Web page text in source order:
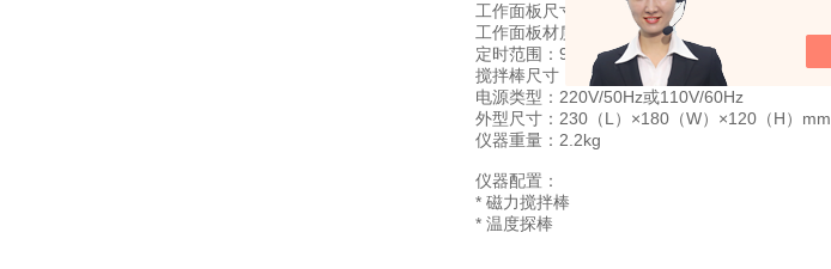
工作面板尺寸：135（L）×135（W）mm
工作面板材质：不锈钢
定时范围：999分钟
搅拌棒尺寸：30（L）×7（Dia.）mm
电源类型：220V/50Hz或110V/60Hz
外型尺寸：230（L）×180（W）×120（H）mm
仪器重量：2.2kg
仪器配置：
* 磁力搅拌棒
* 温度探棒